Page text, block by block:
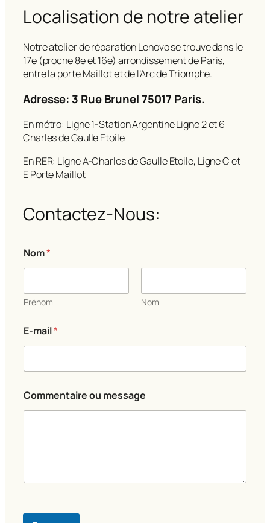
Localisation de notre atelier
Notre atelier de réparation Lenovo se trouve dans le
17e (proche 8e et 16e) arrondissement de Paris,
entre la porte Maillot et de l’Arc de Triomphe.
Adresse: 3 Rue Brunel 75017 Paris.
En métro: Ligne 1-Station Argentine Ligne 2 et 6
Charles de Gaulle Etoile
En RER: Ligne A-Charles de Gaulle Etoile, Ligne C et
E Porte Maillot
Contactez-Nous:
Nom*
Prénom Nom
E-mail*
-
m
g
Commentaire ou message